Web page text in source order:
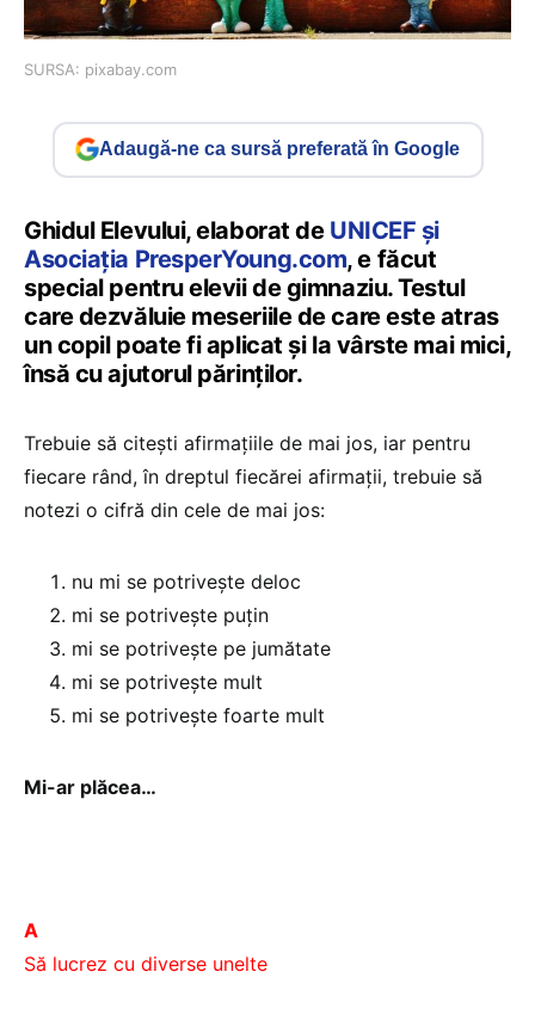
SURSA: pixabay.com
Adaugă-ne ca sursă preferată în Google
Ghidul Elevului, elaborat de UNICEF şi
Asociaţia PresperYoung.com, e făcut
special pentru elevii de gimnaziu. Testul
care dezvăluie meseriile de care este atras
un copil poate fi aplicat şi la vârste mai mici,
însă cu ajutorul părinţilor.
Trebuie să citeşti afirmaţiile de mai jos, iar pentru
fiecare rând, în dreptul fiecărei afirmaţii, trebuie să
notezi o cifră din cele de mai jos:
nu mi se potriveşte deloc
mi se potriveşte puţin
mi se potriveşte pe jumătate
mi se potriveşte mult
mi se potriveşte foarte mult
Mi-ar plăcea…
A
Să lucrez cu diverse unelte